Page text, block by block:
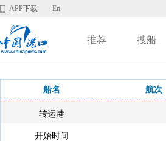
APP下载 En
推荐 搜船
船名 航次
转运港
开始时间